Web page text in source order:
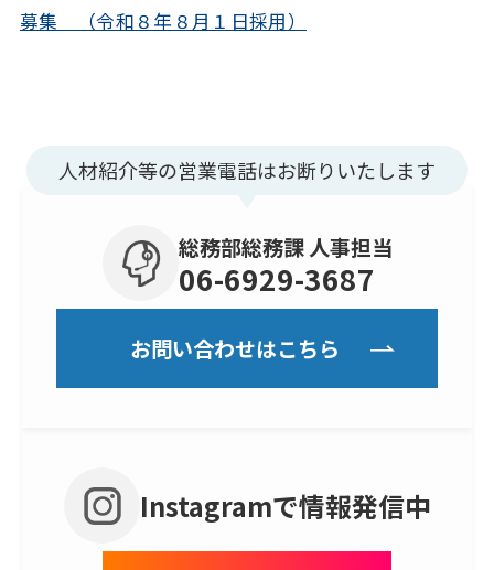
募集 （令和８年８月１日採用）
人材紹介等の営業電話はお断りいたします
総務部総務課 人事担当
06-6929-3687
お問い合わせはこちら
Instagramで情報発信中